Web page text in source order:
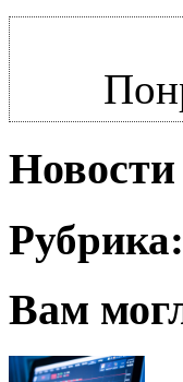
Рубрика:
Вам